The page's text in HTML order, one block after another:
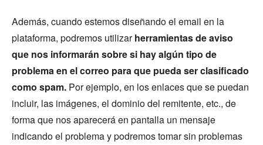
Además, cuando estemos diseñando el email en la
plataforma, podremos utilizarherramientas de aviso
que nos informarán sobre si hay algún tipo de
problema en el correo para que pueda ser clasificado
como spam. Por ejemplo, en los enlaces que se puedan
incluir, las imágenes, el dominio del remitente, etc., de
forma que nos aparecerá en pantalla un mensaje
indicando el problema y podremos tomar sin problemas